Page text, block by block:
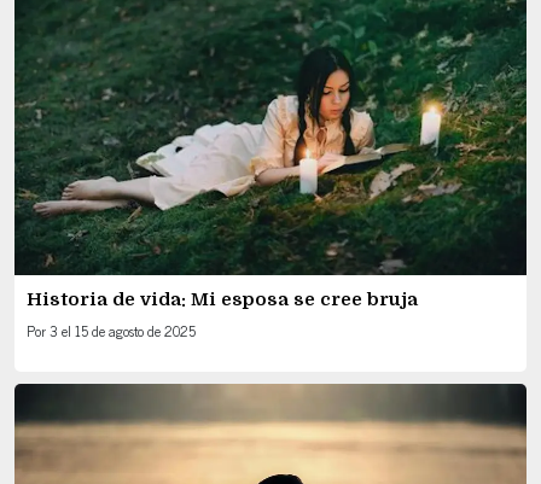
Historia de vida: Mi esposa se cree bruja
Por3 el 15 de agosto de 2025